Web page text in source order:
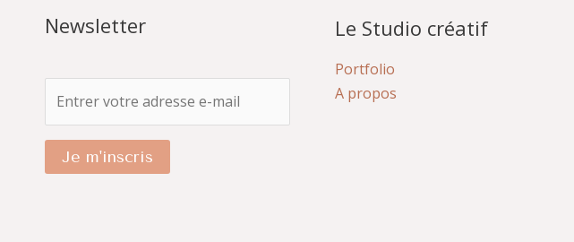
Newsletter
Je m'inscris
Le Studio créatif
Portfolio
A propos